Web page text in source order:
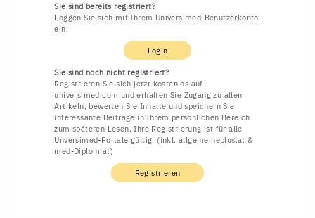
Sie sind bereits registriert?
Loggen Sie sich mit Ihrem Universimed-Benutzerkonto
ein:
Login
Sie sind noch nicht registriert?
Registrieren Sie sich jetzt kostenlos auf
universimed.com und erhalten Sie Zugang zu allen
Artikeln, bewerten Sie Inhalte und speichern Sie
interessante Beiträge in Ihrem persönlichen Bereich
zum späteren Lesen. Ihre Registrierung ist für alle
Unversimed-Portale gültig. (inkl. allgemeineplus.at &
med-Diplom.at)
Registrieren